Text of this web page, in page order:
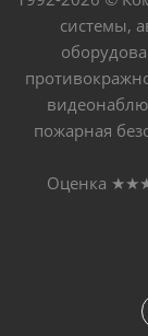
системы,
пожарная
Оценка